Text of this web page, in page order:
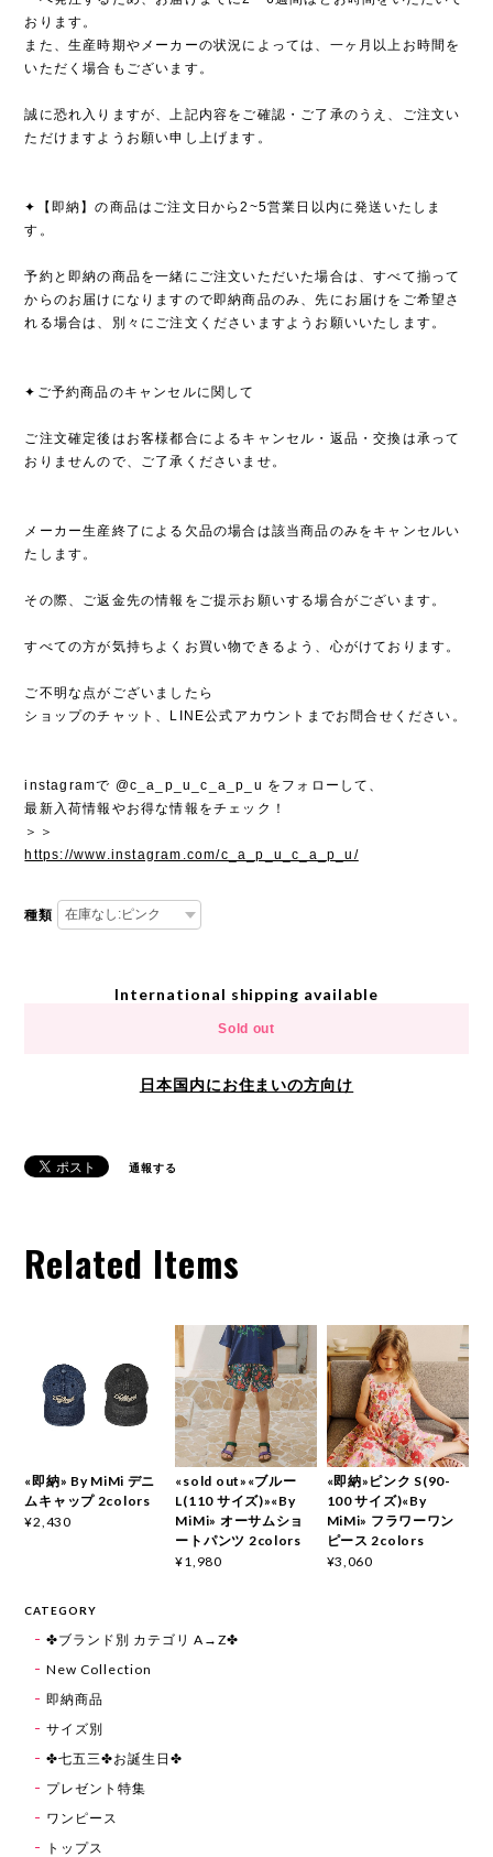
おります。
また、生産時期やメーカーの状況によっては、一ヶ月以上お時間を
いただく場合もございます。
誠に恐れ入りますが、上記内容をご確認・ご了承のうえ、ご注文い
ただけますようお願い申し上げます。
✦【即納】の商品はご注文日から2~5営業日以内に発送いたしま
す。
予約と即納の商品を一緒にご注文いただいた場合は、すべて揃って
からのお届けになりますので即納商品のみ、先にお届けをご希望さ
れる場合は、別々にご注文くださいますようお願いいたします。
✦ご予約商品のキャンセルに関して
ご注文確定後はお客様都合によるキャンセル・返品・交換は承って
おりませんので、ご了承くださいませ。
メーカー生産終了による欠品の場合は該当商品のみをキャンセルい
たします。
その際、ご返金先の情報をご提示お願いする場合がございます。
すべての方が気持ちよくお買い物できるよう、心がけております。
ご不明な点がございましたら
ショップのチャット、LINE公式アカウントまでお問合せください。
instagramで @c_a_p_u_c_a_p_u をフォローして、
最新入荷情報やお得な情報をチェック！
＞＞
https://www.instagram.com/c_a_p_u_c_a_p_u/
種類
International shipping available
Sold out
日本国内にお住まいの方向け
通報する
Related Items
«即納» By MiMi デニ
ムキャップ 2colors
¥2,430
«sold out»«ブルー
L(110 サイズ)»«By
MiMi» オーサムショ
ートパンツ 2colors
¥1,980
«即納»ピンク S(90-
100 サイズ)«By
MiMi» フラワーワン
ピース 2colors
¥3,060
CATEGORY
✤ブランド別 カテゴリ A→Z✤
New Collection
即納商品
サイズ別
✤七五三✤お誕生日✤
プレゼント特集
ワンピース
トップス